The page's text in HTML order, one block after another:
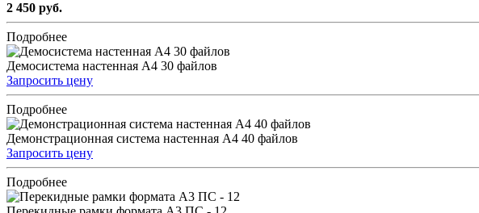
2 450 руб.
Подробнее
Демосистема настенная А4 30 файлов
Запросить цену
Подробнее
Демонстрационная система настенная А4 40 файлов
Запросить цену
Подробнее